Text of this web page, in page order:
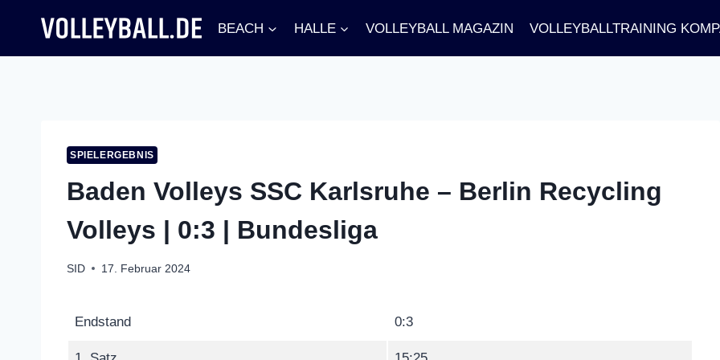
springen
BEACH HALLE VOLLEYBALL MAGAZIN VOLLEYBALLTRAINING
SPIELERGEBNIS
Baden Volleys SSC Karlsruhe – Berlin Recycling
Volleys | 0:3 | Bundesliga
SID 17. Februar 2024
Endstand 0:3